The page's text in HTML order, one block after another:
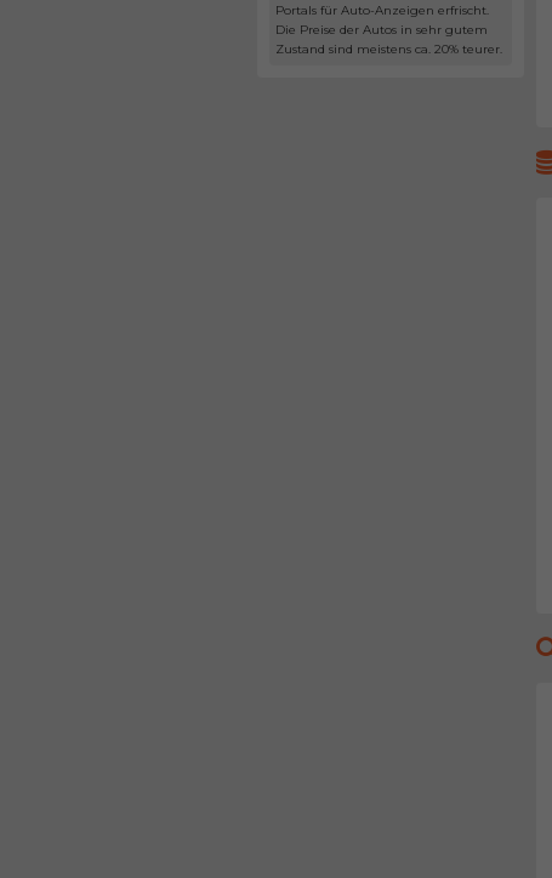
Portals für Auto-Anzeigen erfrischt.
Die Preise der Autos in sehr gutem
Zustand sind meistens ca. 20% teurer.